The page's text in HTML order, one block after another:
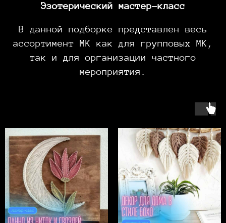
Эзотерический мастер-класс
В данной подборке представлен весь
ассортимент МК как для групповых МК,
так и для организации частного
мероприятия.